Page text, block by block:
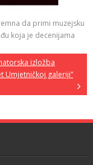
da primi muzejsku
koja je decenijama
izložba
Umjetničkoj galeriji”